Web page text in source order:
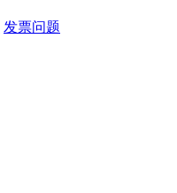
发票问题